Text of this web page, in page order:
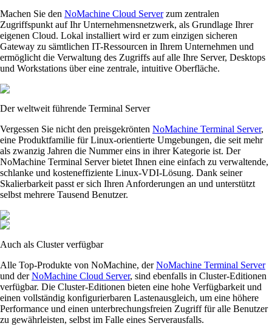
Machen Sie den NoMachine Cloud Serverzum zentralen
Zugriffspunkt auf Ihr Unternehmensnetzwerk, als Grundlage Ihrer
eigenen Cloud. Lokal installiert wird er zum einzigen sicheren
Gateway zu sämtlichen IT-Ressourcen in Ihrem Unternehmen und
ermöglicht die Verwaltung des Zugriffs auf alle Ihre Server, Desktops
und Workstations über eine zentrale, intuitive Oberfläche.
Der weltweit führende Terminal Server
Vergessen Sie nicht den preisgekrönten NoMachine Terminal Server,
eine Produktfamilie für Linux-orientierte Umgebungen, die seit mehr
als zwanzig Jahren die Nummer eins in ihrer Kategorie ist. Der
NoMachine Terminal Server bietet Ihnen eine einfach zu verwaltende,
schlanke und kosteneffiziente Linux-VDI-Lösung. Dank seiner
Skalierbarkeit passt er sich Ihren Anforderungen an und unterstützt
selbst mehrere Tausend Benutzer.
Auch als Cluster verfügbar
Alle Top-Produkte von NoMachine, derNoMachine Terminal Server
und derNoMachine Cloud Server, sind ebenfalls in Cluster-Editionen
verfügbar. Die Cluster-Editionen bieten eine hohe Verfügbarkeit und
einen vollständig konfigurierbaren Lastenausgleich, um eine höhere
Performance und einen unterbrechungsfreien Zugriff für alle Benutzer
zu gewährleisten, selbst im Falle eines Serverausfalls.